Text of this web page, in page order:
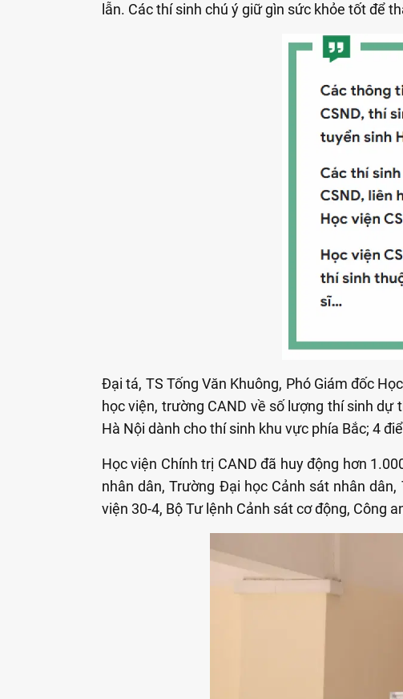
lẫn. Các thí sinh chú ý giữ gìn sức khỏe tốt để
Đại tá, TS Tống Văn Khuông, Phó Giám đốc
học viện, trường CAND về số lượng thí sinh dự
Hà Nội dành cho thí sinh khu vực phía Bắc; 4
Học viện Chính trị CAND đã huy động hơn
nhân dân, Trường Đại học Cảnh sát nhân
viện 30-4, Bộ Tư lệnh Cảnh sát cơ động, Công